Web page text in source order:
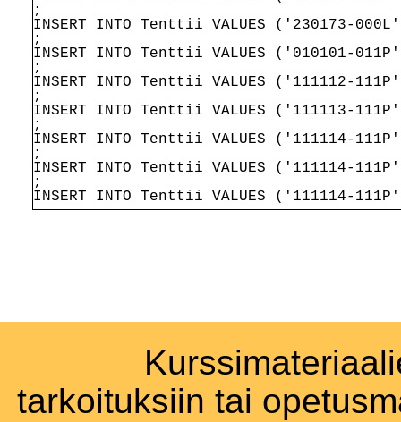
;
INSERT INTO Tenttii VALUES ('230173-
;
INSERT INTO Tenttii VALUES ('010101-
;
INSERT INTO Tenttii VALUES ('111112-
;
INSERT INTO Tenttii VALUES ('111113-
;
INSERT INTO Tenttii VALUES ('111114-
;
INSERT INTO Tenttii VALUES ('111114-
;
INSERT INTO Tenttii VALUES ('111114-
tarkoituksiin tai